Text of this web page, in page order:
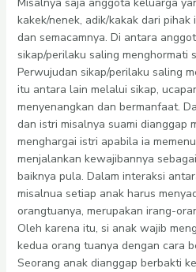
kakek/nenek, adik/kakak dari
dan semacamnya. Di antara
sikap/perilaku saling menghormati
Perwujudan sikap/perilaku saling
itu antara lain melalui sikap,
menyenangkan dan bermanfaat.
dan istri misalnya suami dianggap
menghargai istri apabila ia
menjalankan kewajibannya
baiknya pula. Dalam interaksi
misalnua setiap anak harus
orangtuanya, merupakan irang-
Oleh karena itu, si anak wajib
kedua orang tuanya dengan cara
Seorang anak dianggap berbakti